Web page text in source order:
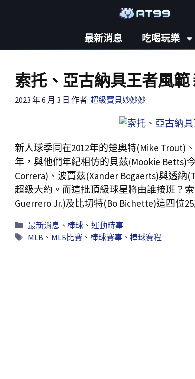
最新消息 吃喝玩樂
索托、亞古納具王者風
2023 年 6 月 3 日 作者: 超級寶貝妙妙妙
新人球季同在2012年的楚奧特(Mike Trout)
年，與他們年紀相仿的貝茲(Mookie Betts)
Correra)、波賈茲(Xander Bogaerts)與透
超級大約。而這批頂級球星將由誰接班？
Guerrero Jr.)及比切特(Bo Bichette)這四位
最新消息 、 棒球、 運動時事
MLB 、 MLB比賽、 棒球賽事、 棒球賽程